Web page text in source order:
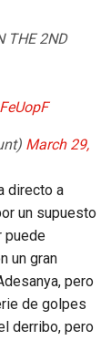
THE 2ND
March 29,
directo a
un supuesto
puede
un gran
pero
de golpes
derribo, pero